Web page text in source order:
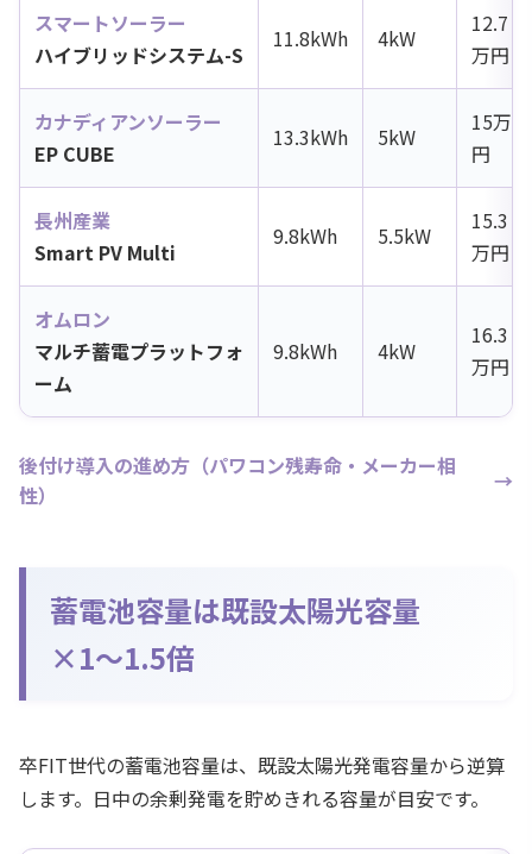
スマートソーラー
ハイブリッドシステム-S
11.8kWh 4kW
12.7
万円
カナディアンソーラー
EP CUBE
13.3kWh 5kW
15万
円
長州産業
Smart PV Multi
9.8kWh 5.5kW
15.3
万円
オムロン
マルチ蓄電プラットフォ
ーム
9.8kWh 4kW
16.3
万円
後付け導入の進め方（パワコン残寿命・メーカー相
性）
蓄電池容量は既設太陽光容量
×1〜1.5倍
卒FIT世代の蓄電池容量は、既設太陽光発電容量から逆算
します。日中の余剰発電を貯めきれる容量が目安です。